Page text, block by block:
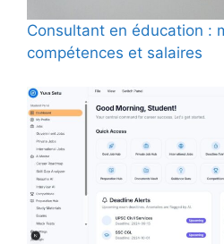
Consultant en éducation :
compétences et salaires